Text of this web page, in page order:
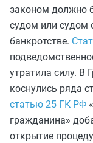
законом должно
судом или судом
банкротстве.
утратила силу. В
коснулись ряда
статью 25 ГК РФ
гражданина»
открытие